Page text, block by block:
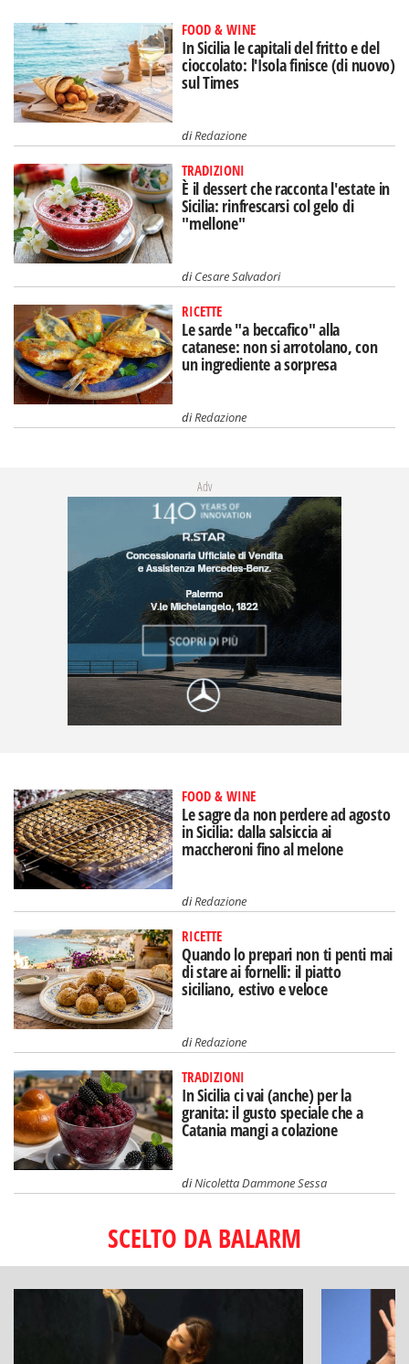
FOOD & WINE
In Sicilia le capitali del fritto e del
cioccolato: l'Isola finisce (di nuovo)
sul Times
diRedazione
TRADIZIONI
È il dessert che racconta l'estate in
Sicilia: rinfrescarsi col gelo di
"mellone"
diCesare Salvadori
RICETTE
Le sarde "a beccafico" alla
catanese: non si arrotolano, con
un ingrediente a sorpresa
diRedazione
Adv
FOOD & WINE
Le sagre da non perdere ad agosto
in Sicilia: dalla salsiccia ai
maccheroni fino al melone
diRedazione
RICETTE
Quando lo prepari non ti penti mai
di stare ai fornelli: il piatto
siciliano, estivo e veloce
diRedazione
TRADIZIONI
In Sicilia ci vai (anche) per la
granita: il gusto speciale che a
Catania mangi a colazione
diNicoletta Dammone Sessa
SCELTO DA BALARM